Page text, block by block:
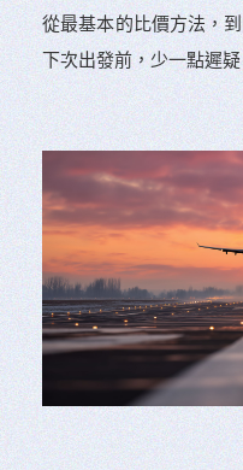
從最基本的比價方法，
下次出發前，少一點遲